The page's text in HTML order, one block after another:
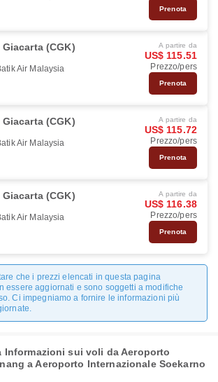
Prenota
Giacarta (CGK)
Air Malaysia
A partire da
US$ 115.51
Prezzo/pers
Prenota
Giacarta (CGK)
Air Malaysia
A partire da
US$ 115.72
Prezzo/pers
Prenota
Giacarta (CGK)
Air Malaysia
A partire da
US$ 116.38
Prezzo/pers
Prenota
che i prezzi elencati in questa pagina
essere aggiornati e sono soggetti a modifiche
Ci impegniamo a fornire le informazioni più
Informazioni sui voli da Aeroporto
a Aeroporto Internazionale Soekarno